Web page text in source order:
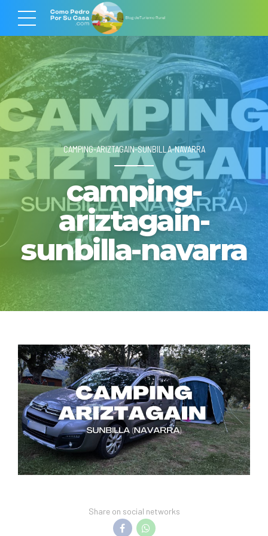
CAMPING-ARIZTAGAIN-SUNBILLA-NAVARRA
camping-
ariztagain-
sunbilla-navarra
Share on social networks